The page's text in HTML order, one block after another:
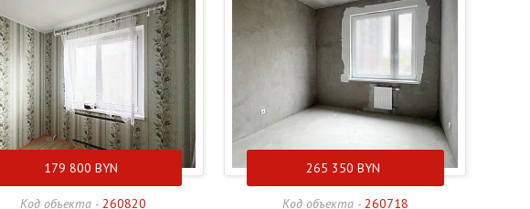
179 800 BYN
Код объекта - 260820
265 350 BYN
Код объекта - 260718